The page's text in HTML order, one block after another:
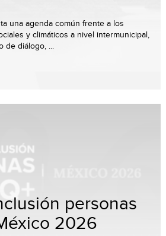
una agenda común frente a los
y climáticos a nivel intermunicipal,
de diálogo, ...
personas
2026